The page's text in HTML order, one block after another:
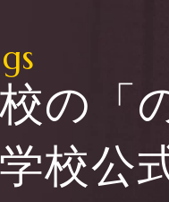
ス紹介
の「
学校公